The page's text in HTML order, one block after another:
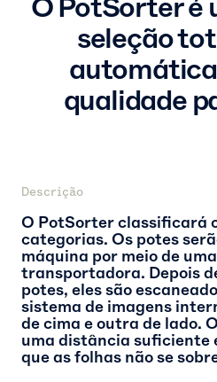
seleção
qualidade
Descrição
O PotSorter classificará
categorias. Os potes
máquina por meio de
transportadora. Depois
potes, eles são
sistema de imagens
de cima e outra de lado.
uma distância suficiente
que as folhas não se